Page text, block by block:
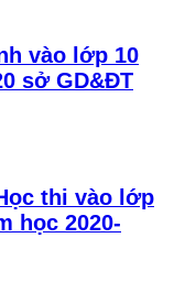
vào lớp 10
sở GD&ĐT
thi vào lớp
học 2020-